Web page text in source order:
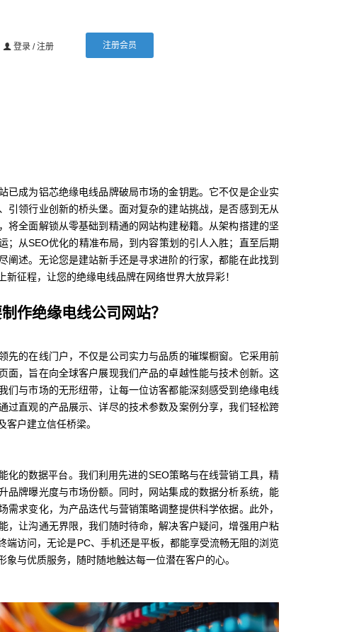
登录 / 注册 注册会员
已成为铝芯绝缘电线品牌破局市场的金钥匙。它不仅是企业实
引领行业创新的桥头堡。面对复杂的建站挑战，是否感到无从
将全面解锁从零基础到精通的网站构建秘籍。从架构搭建的坚
；从SEO优化的精准布局，到内容策划的引人入胜；直至后期
阐述。无论您是建站新手还是寻求进阶的行家，都能在此找到
新征程，让您的绝缘电线品牌在网络世界大放异彩！
作绝缘电线公司网站？
先的在线门户，不仅是公司实力与品质的璀璨橱窗。它采用前
面，旨在向全球客户展现我们产品的卓越性能与技术创新。这
们与市场的无形纽带，让每一位访客都能深刻感受到绝缘电线
过直观的产品展示、详尽的技术参数及案例分享，我们轻松跨
户建立信任桥梁。
化的数据平台。我们利用先进的SEO策略与在线营销工具，精
品牌曝光度与市场份额。同时，网站集成的数据分析系统，能
需求变化，为产品迭代与营销策略调整提供科学依据。此外，
，让沟通无界限，我们随时待命，解决客户疑问，增强用户粘
端访问，无论是PC、手机还是平板，都能享受流畅无阻的浏览
与优质服务，随时随地触达每一位潜在客户的心。